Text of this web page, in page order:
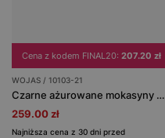
Cena z kodem FINAL20: 207.20 zł
WOJAS / 10103-21
Czarne ażurowane mokasyny męskie z nubuku
259.00 zł
Najniższa cena z 30 dni przed